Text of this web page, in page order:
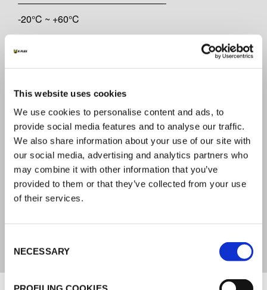
This website uses cookies
We use cookies to personalise content and ads, to
provide social media features and to analyse our traffic.
We also share information about your use of our site with
our social media, advertising and analytics partners who
may combine it with other information that you’ve
provided to them or that they’ve collected from your use
of their services.
Selection
NECESSARY
-20°C ~ +60°C
CARICO A ROTTURA
K-FLEX DT-EXTREME 100 N/25mm
SPESSORI
K-FLEX DT-STRONG 229 Micron
K-FLEX DT-EXTREME 280 Micron
LARGHEZZE
50 - 75 - 100 mm
Documenti